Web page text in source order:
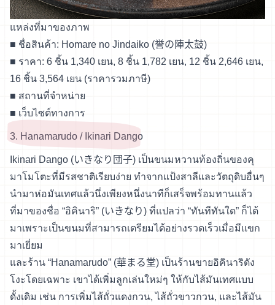
แหล่งที่มาของภาพ
■ ชื่อสินค้า: Homare no Jindaiko (誉の陣太鼓)
■ ราคา: 6 ชิ้น 1,340 เยน, 8 ชิ้น 1,782 เยน, 12 ชิ้น 2,646 เยน,
16 ชิ้น 3,564 เยน (ราคารวมภาษี)
■ สถานที่จำหน่าย
■ เว็บไซต์ทางการ
3. Hanamarudo / Ikinari Dango
Ikinari Dango (いきなり団子) เป็นขนมหวานท้องถิ่นของคุ
มาโมโตะที่มีรสชาติเรียบง่าย ทำจากแป้งสาลีและวัตถุดิบอื่นๆ
นำมาห่อมันเทศแล้วนึ่งเพียงหนึ่งนาทีก็เสร็จพร้อมทานแล้ว
ที่มาของชื่อ “อิคินาริ” (いきなり) ที่แปลว่า “ทันทีทันใด” ก็ได้
มาเพราะเป็นขนมที่สามารถเตรียมได้อย่างรวดเร็วเมื่อมีแขก
มาเยี่ยม
และร้าน “Hanamarudo” (華まる堂) เป็นร้านขายอิคินาริดัง
โงะโดยเฉพาะ เขาได้เพิ่มลูกเล่นใหม่ๆ ให้กับไส้มันเทศแบบ
ดั้งเดิม เช่น การเพิ่มไส้ถั่วแดงกวน, ไส้ถั่วขาวกวน, และไส้มัน